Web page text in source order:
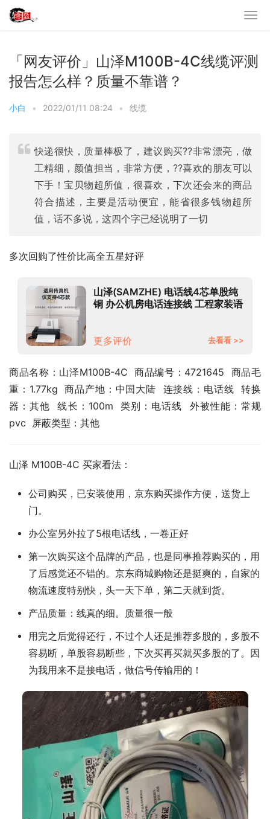
「网友评价」山泽M100B-4C线缆评测
报告怎么样？质量不靠谱？
小白 • 2022/01/11 08:24 • 线缆
快递很快，质量棒极了，建议购买??非常漂亮，做
工精细，颜值担当，非常方便，??喜欢的朋友可以
下手！宝贝物超所值，很喜欢，下次还会来的商品
符合描述，主要是活动便宜，能省很多钱物超所
值，话不多说，这四个字已经说明了一切
多次回购了性价比高全五星好评
山泽(SAMZHE) 电话线4芯单股纯
铜 办公机房电话连接线 工程家装语
更多评价 去看看 >>
商品名称：山泽M100B-4C  商品编号：4721645  商品毛
重：1.77kg  商品产地：中国大陆  连接线：电话线  转换
器：其他  线长：100m  类别：电话线  外被性能：常规
pvc  屏蔽类型：其他
山泽 M100B-4C 买家看法：
公司购买，已安装使用，京东购买操作方便，送货上
门。
办公室另外拉了5根电话线，一卷正好
第一次购买这个品牌的产品，也是同事推荐购买的，用
了后感觉还不错的。京东商城购物还是挺爽的，自家的
物流速度特别快，头一天下单，第二天就到货。
产品质量：线真的细。质量很一般
用完之后觉得还行，不过个人还是推荐多股的，多股不
容易断，单股容易断些，下次买再买就买多股的了。因
为我用来不是接电话，做信号传输用的！